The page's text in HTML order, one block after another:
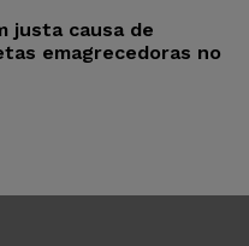
justa causa de
emagrecedoras no